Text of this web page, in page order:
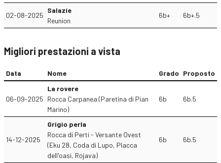
02-08-2025
Salazie
Reunion
6b+ 6b+.5
Migliori prestazioni a vista
Data Nome Grado Proposto
06-09-2025
La rovere
Rocca Carpanea (Paretina di Pian
Marino)
6b 6b.5
14-12-2025
Grigio perla
Rocca di Perti - Versante Ovest
(Eku 28, Coda di Lupo, Placca
dell'oasi, Rojava)
6b 6b.5